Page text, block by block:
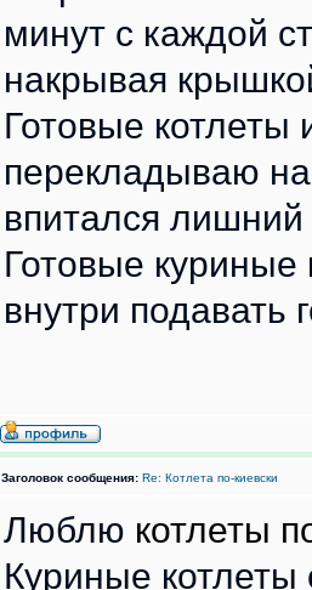
минут с каждой
накрывая
Готовые котлеты
перекладываю
впитался
Готовые
внутри подавать
Заголовок сообщения: Re: Котлета по-киевски
Люблю котлеты
Куриные